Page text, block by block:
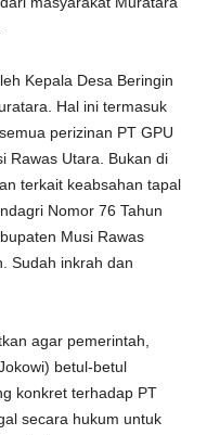
Kepala Desa Beringin
Hal ini termasuk
perizinan PT GPU
Rawas Utara. Bukan di
terkait keabsahan tapal
Nomor 76 Tahun
Musi Rawas
Sudah inkrah dan
agar pemerintah,
betul-betul
konkret terhadap PT
secara hukum untuk